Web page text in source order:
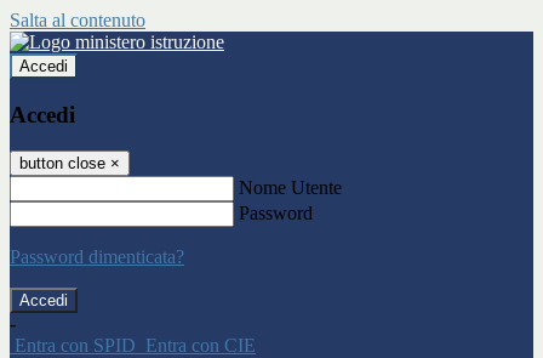
Salta al contenuto
Accedi
Accedi
button close ×
Nome Utente
Password
Password dimenticata?
-
Entra con SPID Entra con CIE